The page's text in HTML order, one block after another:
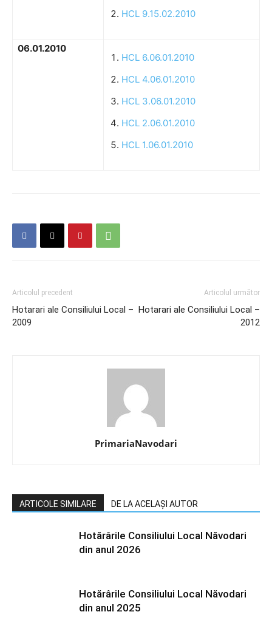
HCL 9.15.02.2010
06.01.2010
HCL 6.06.01.2010
HCL 4.06.01.2010
HCL 3.06.01.2010
HCL 2.06.01.2010
HCL 1.06.01.2010
Articolul precedent
Hotarari ale Consiliului Local –
2009
Articolul următor
Hotarari ale Consiliului Local –
2012
PrimariaNavodari
ARTICOLE SIMILARE DE LA ACELAȘI AUTOR
Hotărârile Consiliului Local Năvodari
din anul 2026
Hotărârile Consiliului Local Năvodari
din anul 2025